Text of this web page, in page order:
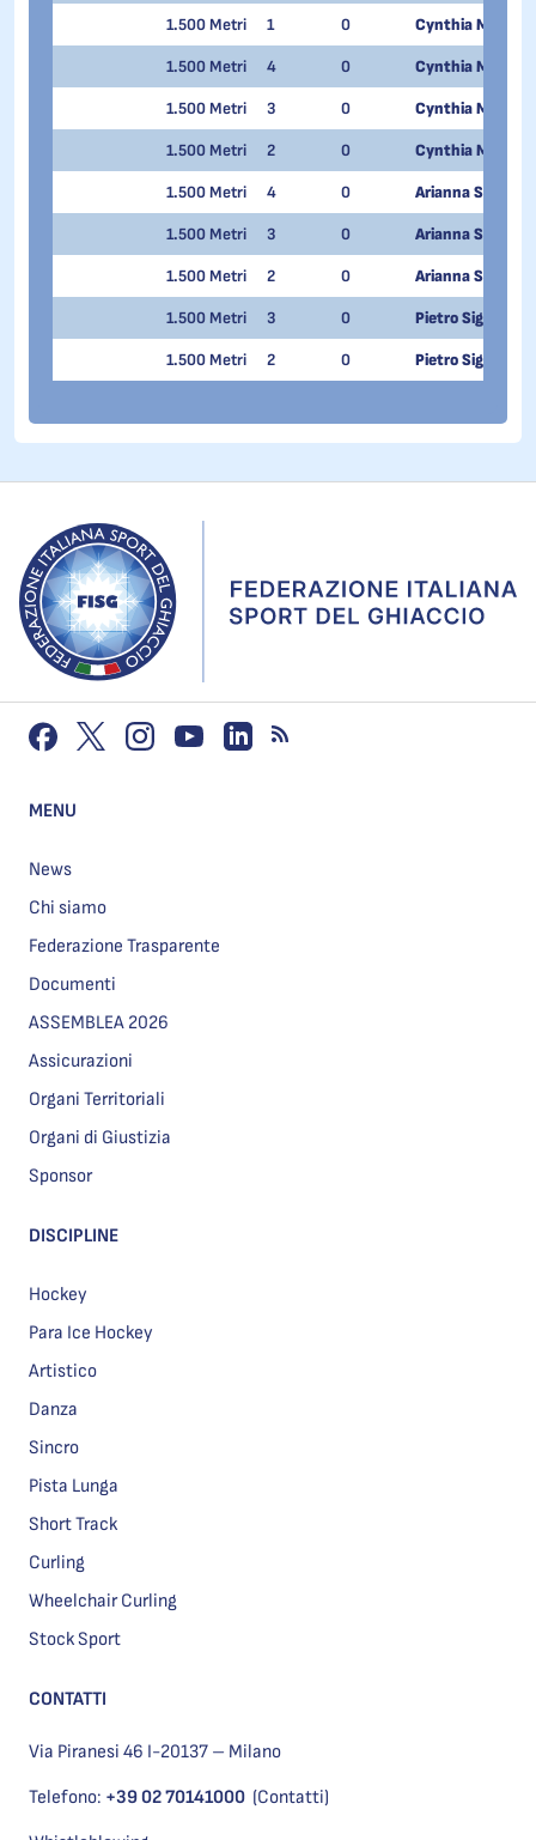
1.500 Metri 1 0 Cynthia
1.500 Metri 4 0 Cynthia
1.500 Metri 3 0 Cynthia
1.500 Metri 2 0 Cynthia
1.500 Metri 4 0 Arianna Sighel
1.500 Metri 3 0 Arianna Sighel
1.500 Metri 2 0 Arianna Sighel
1.500 Metri 3 0 Pietro Sighel
1.500 Metri 2 0 Pietro Sighel
MENU
News
Chi siamo
Federazione Trasparente
Documenti
ASSEMBLEA 2026
Assicurazioni
Organi Territoriali
Organi di Giustizia
Sponsor
DISCIPLINE
Hockey
Para Ice Hockey
Artistico
Danza
Sincro
Pista Lunga
Short Track
Curling
Wheelchair Curling
Stock Sport
CONTATTI
Via Piranesi 46 I-20137 – Milano
Telefono: +39 02 70141000 (Contatti)